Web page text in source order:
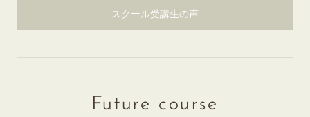
スクール受講生の声
Future course